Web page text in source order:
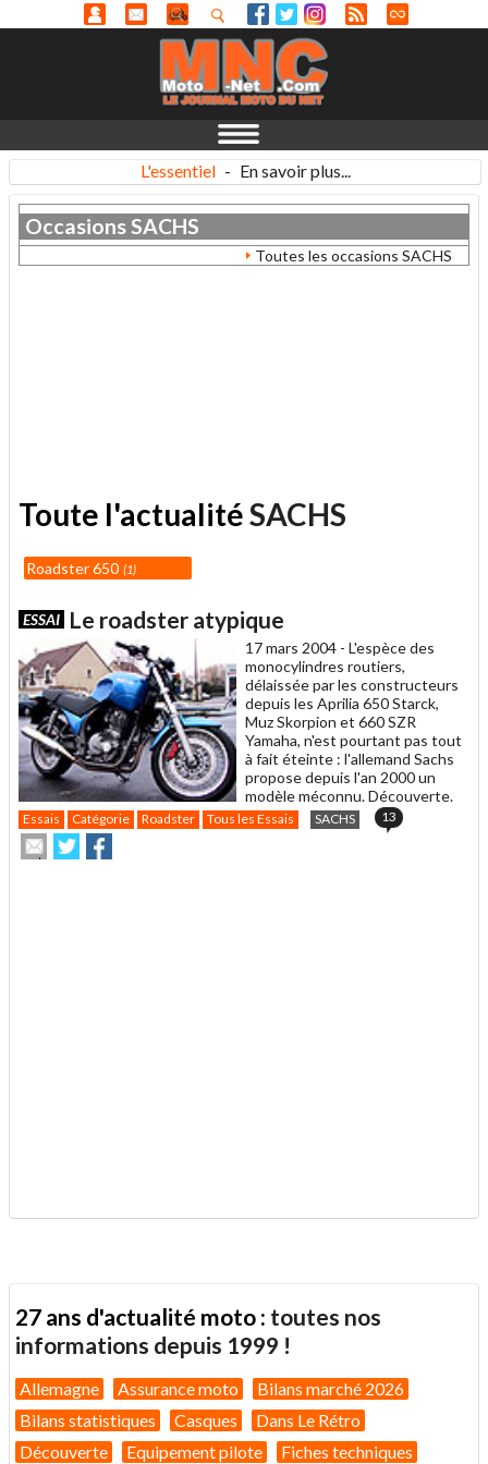
L'essentiel - En savoir plus...
OccasionsSACHS
Toutes les occasions SACHS
Toute l'actualitéSACHS
Roadster 650 1
ESSAI Le roadster atypique
17 mars 2004 - L'espèce des
monocylindres routiers,
délaissée par les constructeurs
depuis les Aprilia 650 Starck,
Muz Skorpion et 660 SZR
Yamaha, n'est pourtant pas tout
à fait éteinte : l'allemand Sachs
propose depuis l'an 2000 un
modèle méconnu. Découverte.
Essais Catégorie Roadster Tous les Essais SACHS 13
Envoyer
cet
Partager
sur
sur
27 ans d'actualité moto : toutes nos
informations depuis 1999 !
Allemagne Assurance moto
Bilans marché 2026
Bilans statistiques
Casques
Dans Le Rétro
Découverte
Equipement pilote Fiches techniques